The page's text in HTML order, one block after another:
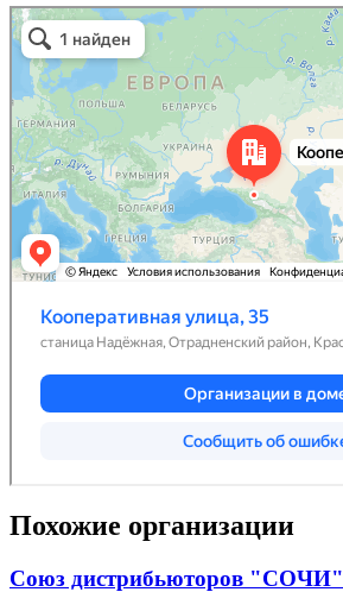
Похожие организации
Союз дистрибьюторов "СОЧИ"